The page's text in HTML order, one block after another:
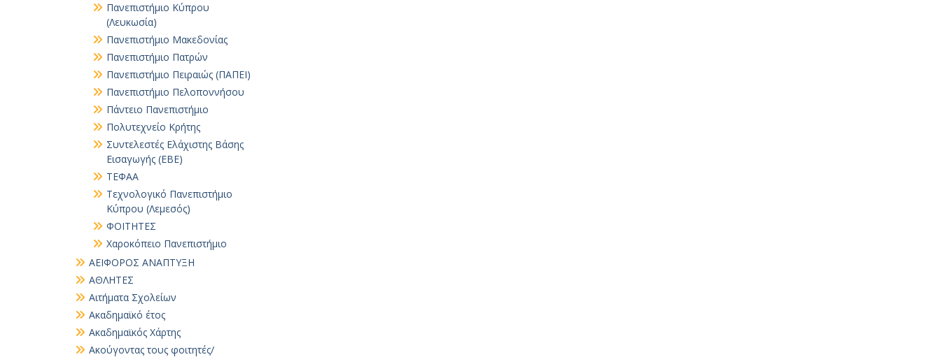
Πανεπιστήμιο Κύπρου
(Λευκωσία)
Πανεπιστήμιο Μακεδονίας
Πανεπιστήμιο Πατρών
Πανεπιστήμιο Πειραιώς (ΠΑΠΕΙ)
Πανεπιστήμιο Πελοποννήσου
Πάντειο Πανεπιστήμιο
Πολυτεχνείο Κρήτης
Συντελεστές Ελάχιστης Βάσης
Εισαγωγής (ΕΒΕ)
ΤΕΦΑΑ
Τεχνολογικό Πανεπιστήμιο
Κύπρου (Λεμεσός)
ΦΟΙΤΗΤΕΣ
Χαροκόπειο Πανεπιστήμιο
ΑΕΙΦΟΡΟΣ ΑΝΑΠΤΥΞΗ
ΑΘΛΗΤΕΣ
Αιτήματα Σχολείων
Ακαδημαϊκό έτος
Ακαδημαϊκός Χάρτης
Ακούγοντας τους φοιτητές/